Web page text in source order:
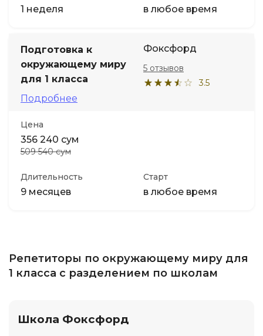
1 неделя в любое время
Подготовка к
окружающему миру
для 1 класса
Подробнее
Фоксфорд
3.5
5 отзывов
Цена
356 240 сум
509 540 сум
Длительность
9 месяцев
Старт
в любое время
Репетиторы по окружающему миру для
1 класса с разделением по школам
Школа Фоксфорд